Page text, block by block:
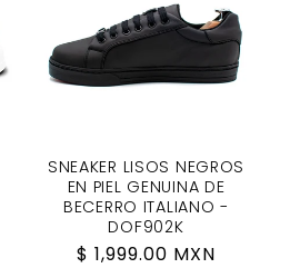
SNEAKER LISOS NEGROS
EN PIEL GENUINA DE
BECERRO ITALIANO -
DOF902K
Regular
$ 1,999.00 MXN